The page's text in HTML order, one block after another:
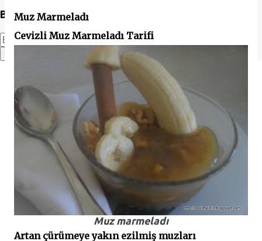
Bu Blogda Ara
Muz Marmeladı
Cevizli Muz Marmeladı Tarifi
Muz marmeladı
Artan çürümeye yakın ezilmiş muzları